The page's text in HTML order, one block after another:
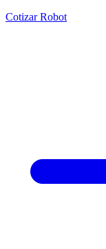
Cotizar Robot